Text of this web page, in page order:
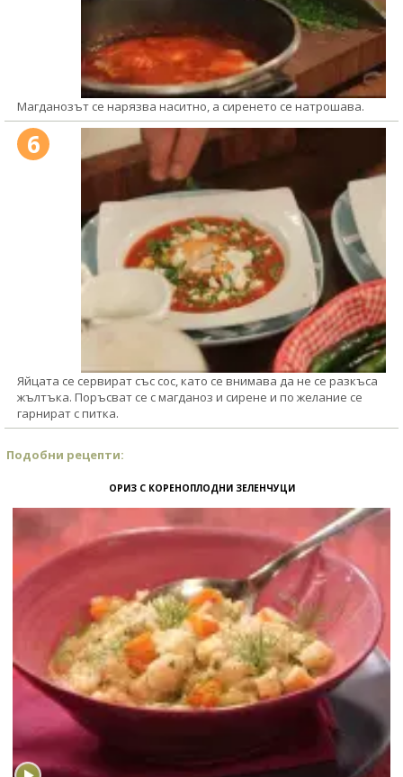
Магданозът се нарязва наситно, а сиренето се натрошава.
6
Яйцата се сервират със сос, като се внимава да не се разкъса
жълтъка. Поръсват се с магданоз и сирене и по желание се
гарнират с питка.
Подобни рецепти:
ОРИЗ С КОРЕНОПЛОДНИ ЗЕЛЕНЧУЦИ